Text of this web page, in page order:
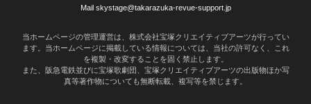
Mail skystage@takarazuka-revue-support.jp
当ホームページの管理運営は、株式会社宝塚クリエイティブアーツが行ってい
ます。当ホームページに掲載している情報については、当社の許可なく、これ
を複製・改変することを固く禁止します。
また、阪急電鉄並びに宝塚歌劇団、宝塚クリエイティブアーツの出版物ほか写
真等著作物についても無断転載、複写等を禁じます。